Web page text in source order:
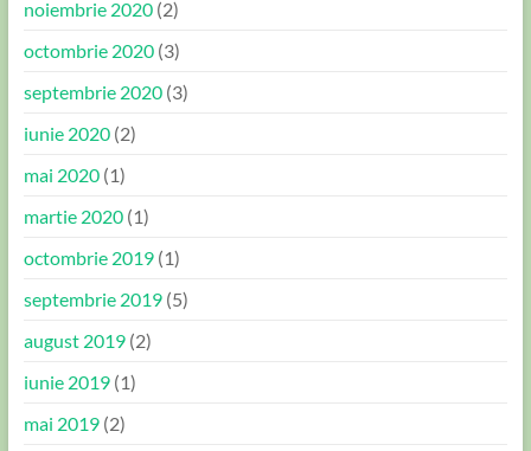
noiembrie 2020(2)
octombrie 2020(3)
septembrie 2020(3)
iunie 2020(2)
mai 2020(1)
martie 2020(1)
octombrie 2019(1)
septembrie 2019(5)
august 2019(2)
iunie 2019(1)
mai 2019(2)